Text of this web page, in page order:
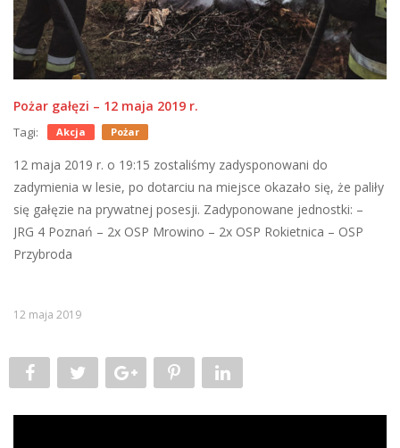
Pożar gałęzi – 12 maja 2019 r.
Tagi: Akcja Pożar
12 maja 2019 r. o 19:15 zostaliśmy zadysponowani do
zadymienia w lesie, po dotarciu na miejsce okazało się, że paliły
się gałęzie na prywatnej posesji. Zadyponowane jednostki: –
JRG 4 Poznań – 2x OSP Mrowino – 2x OSP Rokietnica – OSP
Przybroda
12 maja 2019